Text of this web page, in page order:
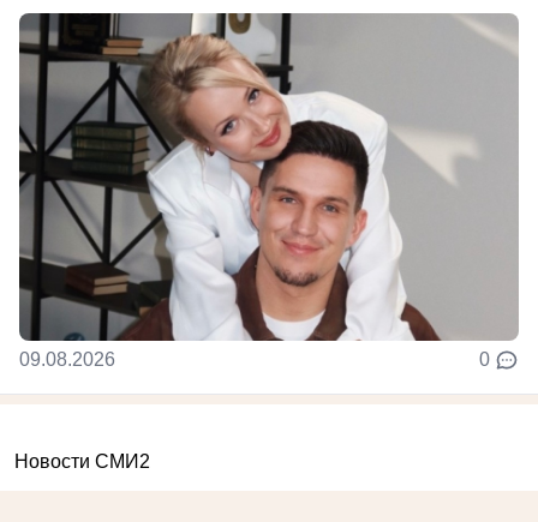
09.08.2026 0
Новости СМИ2